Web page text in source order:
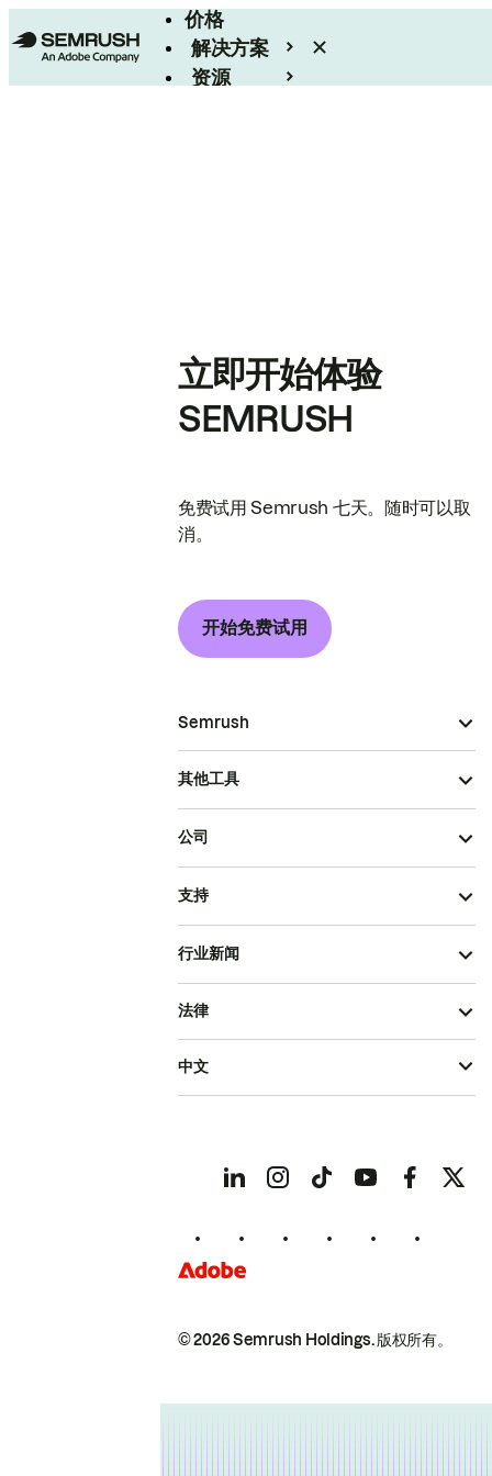
价格
解决方案
资源
立即开始体验
SEMRUSH
免费试用 Semrush 七天。随时可以取
消。
开始免费试用
Semrush
其他工具
公司
支持
行业新闻
© 2026 Semrush Holdings.版权所有。
法律
中文